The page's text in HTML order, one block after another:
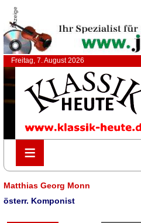
Anzeige
Freitag, 7. August 2026
≡
≡
Matthias Georg Monn
österr. Komponist